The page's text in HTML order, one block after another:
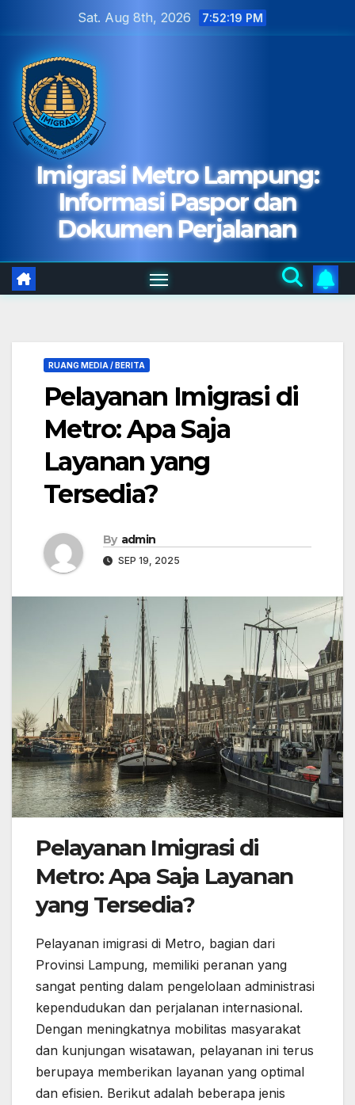
content
Sat. Aug 8th, 2026 7:52:21 PM
Imigrasi Metro Lampung:
Informasi Paspor dan
Dokumen Perjalanan
RUANG MEDIA / BERITA
Pelayanan Imigrasi di
Metro: Apa Saja
Layanan yang
Tersedia?
By admin
SEP 19, 2025
Pelayanan Imigrasi di
Metro: Apa Saja Layanan
yang Tersedia?
Pelayanan imigrasi di Metro, bagian dari
Provinsi Lampung, memiliki peranan yang
sangat penting dalam pengelolaan administrasi
kependudukan dan perjalanan internasional.
Dengan meningkatnya mobilitas masyarakat
dan kunjungan wisatawan, pelayanan ini terus
berupaya memberikan layanan yang optimal
dan efisien. Berikut adalah beberapa jenis